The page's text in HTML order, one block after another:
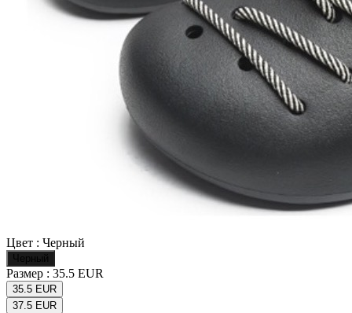
Цвет : Черный
Черный
Размер : 35.5 EUR
35.5 EUR
37.5 EUR